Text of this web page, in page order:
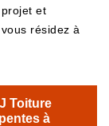
et
résidez à
Toiture
à